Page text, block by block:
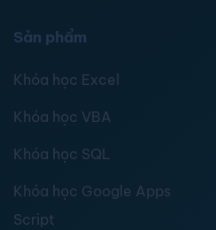
Sản phẩm
Khóa học Excel
Khóa học VBA
Khóa học SQL
Khóa học Google Apps
Script